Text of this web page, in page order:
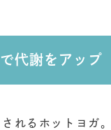
代謝をアップ
れるホットヨ